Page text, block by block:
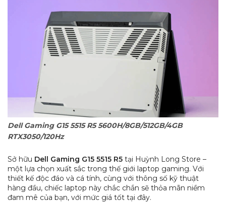
Dell Gaming G15 5515 R5 5600H/8GB/512GB/4GB
RTX3050/120Hz
Sở hữu Dell Gaming G15 5515 R5 tại Huỳnh Long Store –
một lựa chọn xuất sắc trong thế giới laptop gaming. Với
thiết kế độc đáo và cá tính, cùng với thông số kỹ thuật
hàng đầu, chiếc laptop này chắc chắn sẽ thỏa mãn niềm
đam mê của bạn, với mức giá tốt tại đây.